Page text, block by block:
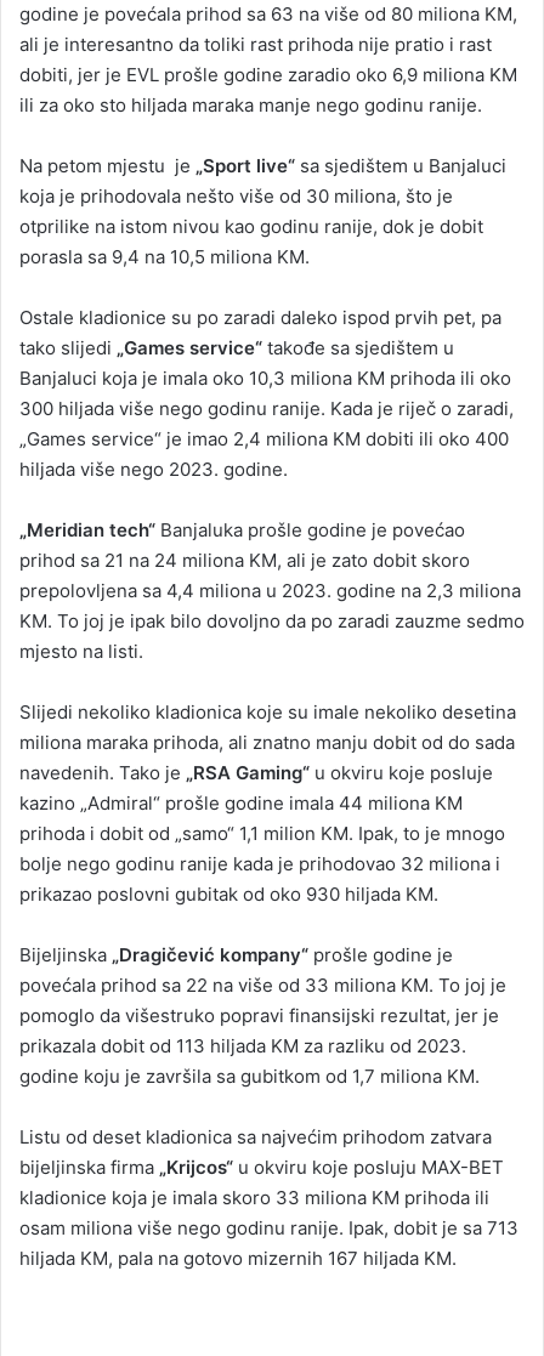
godine je povećala prihod sa 63 na više od 80 miliona KM,
ali je interesantno da toliki rast prihoda nije pratio i rast
dobiti, jer je EVL prošle godine zaradio oko 6,9 miliona KM
ili za oko sto hiljada maraka manje nego godinu ranije.
Na petom mjestu je „Sport live“ sa sjedištem u Banjaluci
koja je prihodovala nešto više od 30 miliona, što je
otprilike na istom nivou kao godinu ranije, dok je dobit
porasla sa 9,4 na 10,5 miliona KM.
Ostale kladionice su po zaradi daleko ispod prvih pet, pa
tako slijedi „Games service“ takođe sa sjedištem u
Banjaluci koja je imala oko 10,3 miliona KM prihoda ili oko
300 hiljada više nego godinu ranije. Kada je riječ o zaradi,
„Games service“ je imao 2,4 miliona KM dobiti ili oko 400
hiljada više nego 2023. godine.
„Meridian tech“ Banjaluka prošle godine je povećao
prihod sa 21 na 24 miliona KM, ali je zato dobit skoro
prepolovljena sa 4,4 miliona u 2023. godine na 2,3 miliona
KM. To joj je ipak bilo dovoljno da po zaradi zauzme sedmo
mjesto na listi.
Slijedi nekoliko kladionica koje su imale nekoliko desetina
miliona maraka prihoda, ali znatno manju dobit od do sada
navedenih. Tako je „RSA Gaming“ u okviru koje posluje
kazino „Admiral“ prošle godine imala 44 miliona KM
prihoda i dobit od „samo“ 1,1 milion KM. Ipak, to je mnogo
bolje nego godinu ranije kada je prihodovao 32 miliona i
prikazao poslovni gubitak od oko 930 hiljada KM.
Bijeljinska „Dragičević kompany“ prošle godine je
povećala prihod sa 22 na više od 33 miliona KM. To joj je
pomoglo da višestruko popravi finansijski rezultat, jer je
prikazala dobit od 113 hiljada KM za razliku od 2023.
godine koju je završila sa gubitkom od 1,7 miliona KM.
Listu od deset kladionica sa najvećim prihodom zatvara
bijeljinska firma „Krijcos“ u okviru koje posluju MAX-BET
kladionice koja je imala skoro 33 miliona KM prihoda ili
osam miliona više nego godinu ranije. Ipak, dobit je sa 713
hiljada KM, pala na gotovo mizernih 167 hiljada KM.